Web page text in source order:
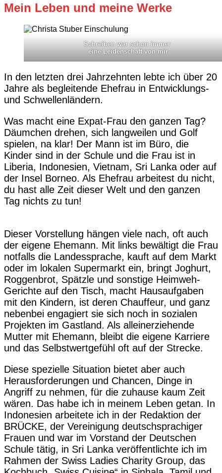
Mein Leben und meine Werke
Schreiben war schon immer
eine Leidenschaft von mir
In den letzten drei Jahrzehnten lebte ich über 20
Jahre als begleitende Ehefrau in Entwicklungs-
und Schwellenländern.
Was macht eine Expat-Frau den ganzen Tag?
Däumchen drehen, sich langweilen und Golf
spielen, na klar! Der Mann ist im Büro, die
Kinder sind in der Schule und die Frau ist in
Liberia, Indonesien, Vietnam, Sri Lanka oder auf
der Insel Borneo. Als Ehefrau arbeitest du nicht,
du hast alle Zeit dieser Welt und den ganzen
Tag nichts zu tun!
Dieser Vorstellung hängen viele nach, oft auch
der eigene Ehemann. Mit links bewältigt die Frau
notfalls die Landessprache, kauft auf dem Markt
oder im lokalen Supermarkt ein, bringt Joghurt,
Roggenbrot, Spätzle und sonstige Heimweh-
Gerichte auf den Tisch, macht Hausaufgaben
mit den Kindern, ist deren Chauffeur, und ganz
nebenbei engagiert sie sich noch in sozialen
Projekten im Gastland. Als alleinerziehende
Mutter mit Ehemann, bleibt die eigene Karriere
und das Selbstwertgefühl oft auf der Strecke.
Diese spezielle Situation bietet aber auch
Herausforderungen und Chancen, Dinge in
Angriff zu nehmen, für die zuhause kaum Zeit
wären. Das habe ich in meinem Leben getan. In
Indonesien arbeitete ich in der Redaktion der
BRÜCKE, der Vereinigung deutschsprachiger
Frauen und war im Vorstand der Deutschen
Schule tätig, in Sri Lanka veröffentlichte ich im
Rahmen der Swiss Ladies Charity Group, das